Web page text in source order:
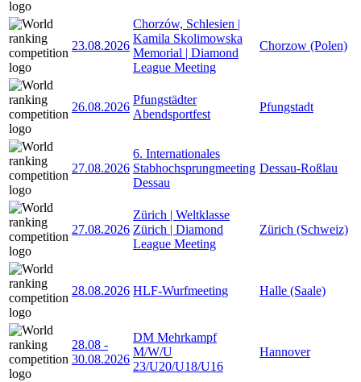
23.08.2026
Chorzów, Schlesien |
Kamila Skolimowska
Memorial | Diamond
League Meeting
Chorzow (Polen)
26.08.2026
Pfungstädter
Abendsportfest
Pfungstadt
27.08.2026
6. Internationales
Stabhochsprungmeeting
Dessau
Dessau-Roßlau
27.08.2026
Zürich | Weltklasse
Zürich | Diamond
League Meeting
Zürich (Schweiz)
28.08.2026 HLF-Wurfmeeting Halle (Saale)
28.08 -
30.08.2026
DM Mehrkampf
M/W/U
23/U20/U18/U16
Hannover